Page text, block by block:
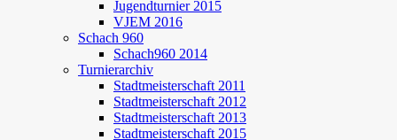
Jugendturnier 2015
VJEM 2016
Schach 960
Schach960 2014
Turnierarchiv
Stadtmeisterschaft 2011
Stadtmeisterschaft 2012
Stadtmeisterschaft 2013
Stadtmeisterschaft 2015